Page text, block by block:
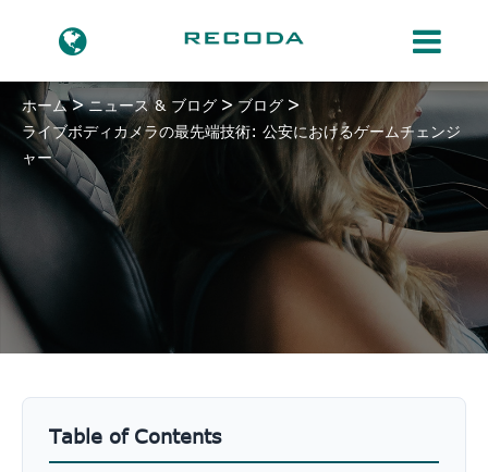
ホーム ニュース & ブログ
ブログ
ライブボディカメラの最先端技術: 公安におけるゲームチェンジ
ャー
Table of Contents